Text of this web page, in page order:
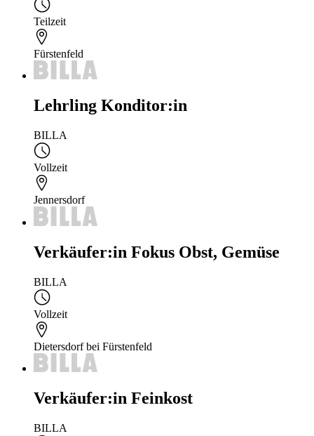
Teilzeit
Fürstenfeld
Lehrling Konditor:in
BILLA
Vollzeit
Jennersdorf
Verkäufer:in Fokus Obst, Gemüse
BILLA
Vollzeit
Dietersdorf bei Fürstenfeld
Verkäufer:in Feinkost
BILLA